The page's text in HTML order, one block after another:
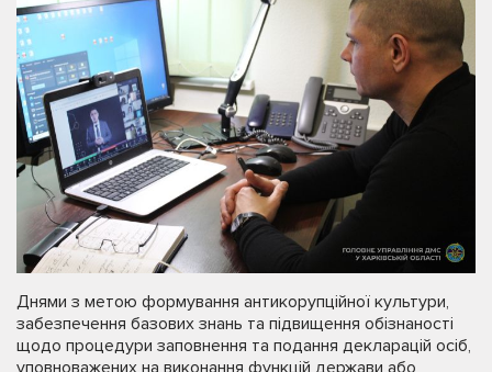
Днями з метою формування антикорупційної культури,
забезпечення базових знань та підвищення обізнаності
щодо процедури заповнення та подання декларацій осіб,